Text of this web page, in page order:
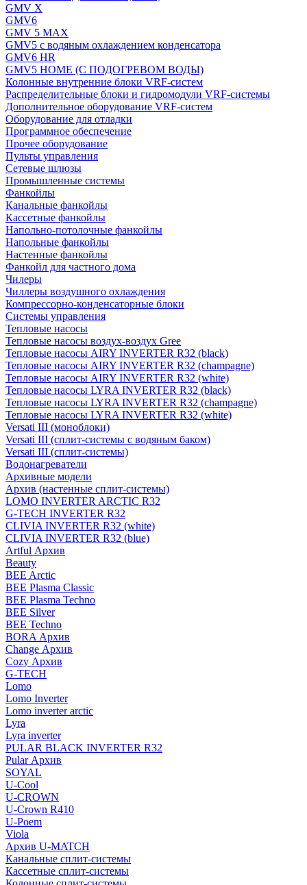
GMV X
GMV6
GMV 5 MAX
GMV5 с водяным охлаждением конденсатора
GMV6 HR
GMV5 HOME (С ПОДОГРЕВОМ ВОДЫ)
Колонные внутренние блоки VRF-систем
Распределительные блоки и гидромодули VRF-системы
Дополнительное оборудование VRF-систем
Оборудование для отладки
Программное обеспечение
Прочее оборудование
Пульты управления
Сетевые шлюзы
Промышленные системы
Фанкойлы
Канальные фанкойлы
Кассетные фанкойлы
Напольно-потолочные фанкойлы
Напольные фанкойлы
Настенные фанкойлы
Фанкойл для частного дома
Чилеры
Чиллеры воздушного охлаждения
Компрессорно-конденсаторные блоки
Системы управления
Тепловые насосы
Тепловые насосы воздух-воздух Gree
Тепловые насосы AIRY INVERTER R32 (black)
Тепловые насосы AIRY INVERTER R32 (champagne)
Тепловые насосы AIRY INVERTER R32 (white)
Тепловые насосы LYRA INVERTER R32 (black)
Тепловые насосы LYRA INVERTER R32 (champagne)
Тепловые насосы LYRA INVERTER R32 (white)
Versati III (моноблоки)
Versati III (сплит-системы с водяным баком)
Versati III (сплит-системы)
Водонагреватели
Архивные модели
Архив (настенные сплит-системы)
LOMO INVERTER ARCTIC R32
G-TECH INVERTER R32
CLIVIA INVERTER R32 (white)
CLIVIA INVERTER R32 (blue)
Artful Архив
Beauty
BEE Arctic
BEE Plasma Classic
BEE Plasma Techno
BEE Silver
BEE Techno
BORA Архив
Change Архив
Cozy Архив
G-TECH
Lomo
Lomo Inverter
Lomo inverter arctic
Lyra
Lyra inverter
PULAR BLACK INVERTER R32
Pular Архив
SOYAL
U-Cool
U-CROWN
U-Crown R410
U-Poem
Viola
Архив U-MATCH
Канальные сплит-системы
Кассетные сплит-системы